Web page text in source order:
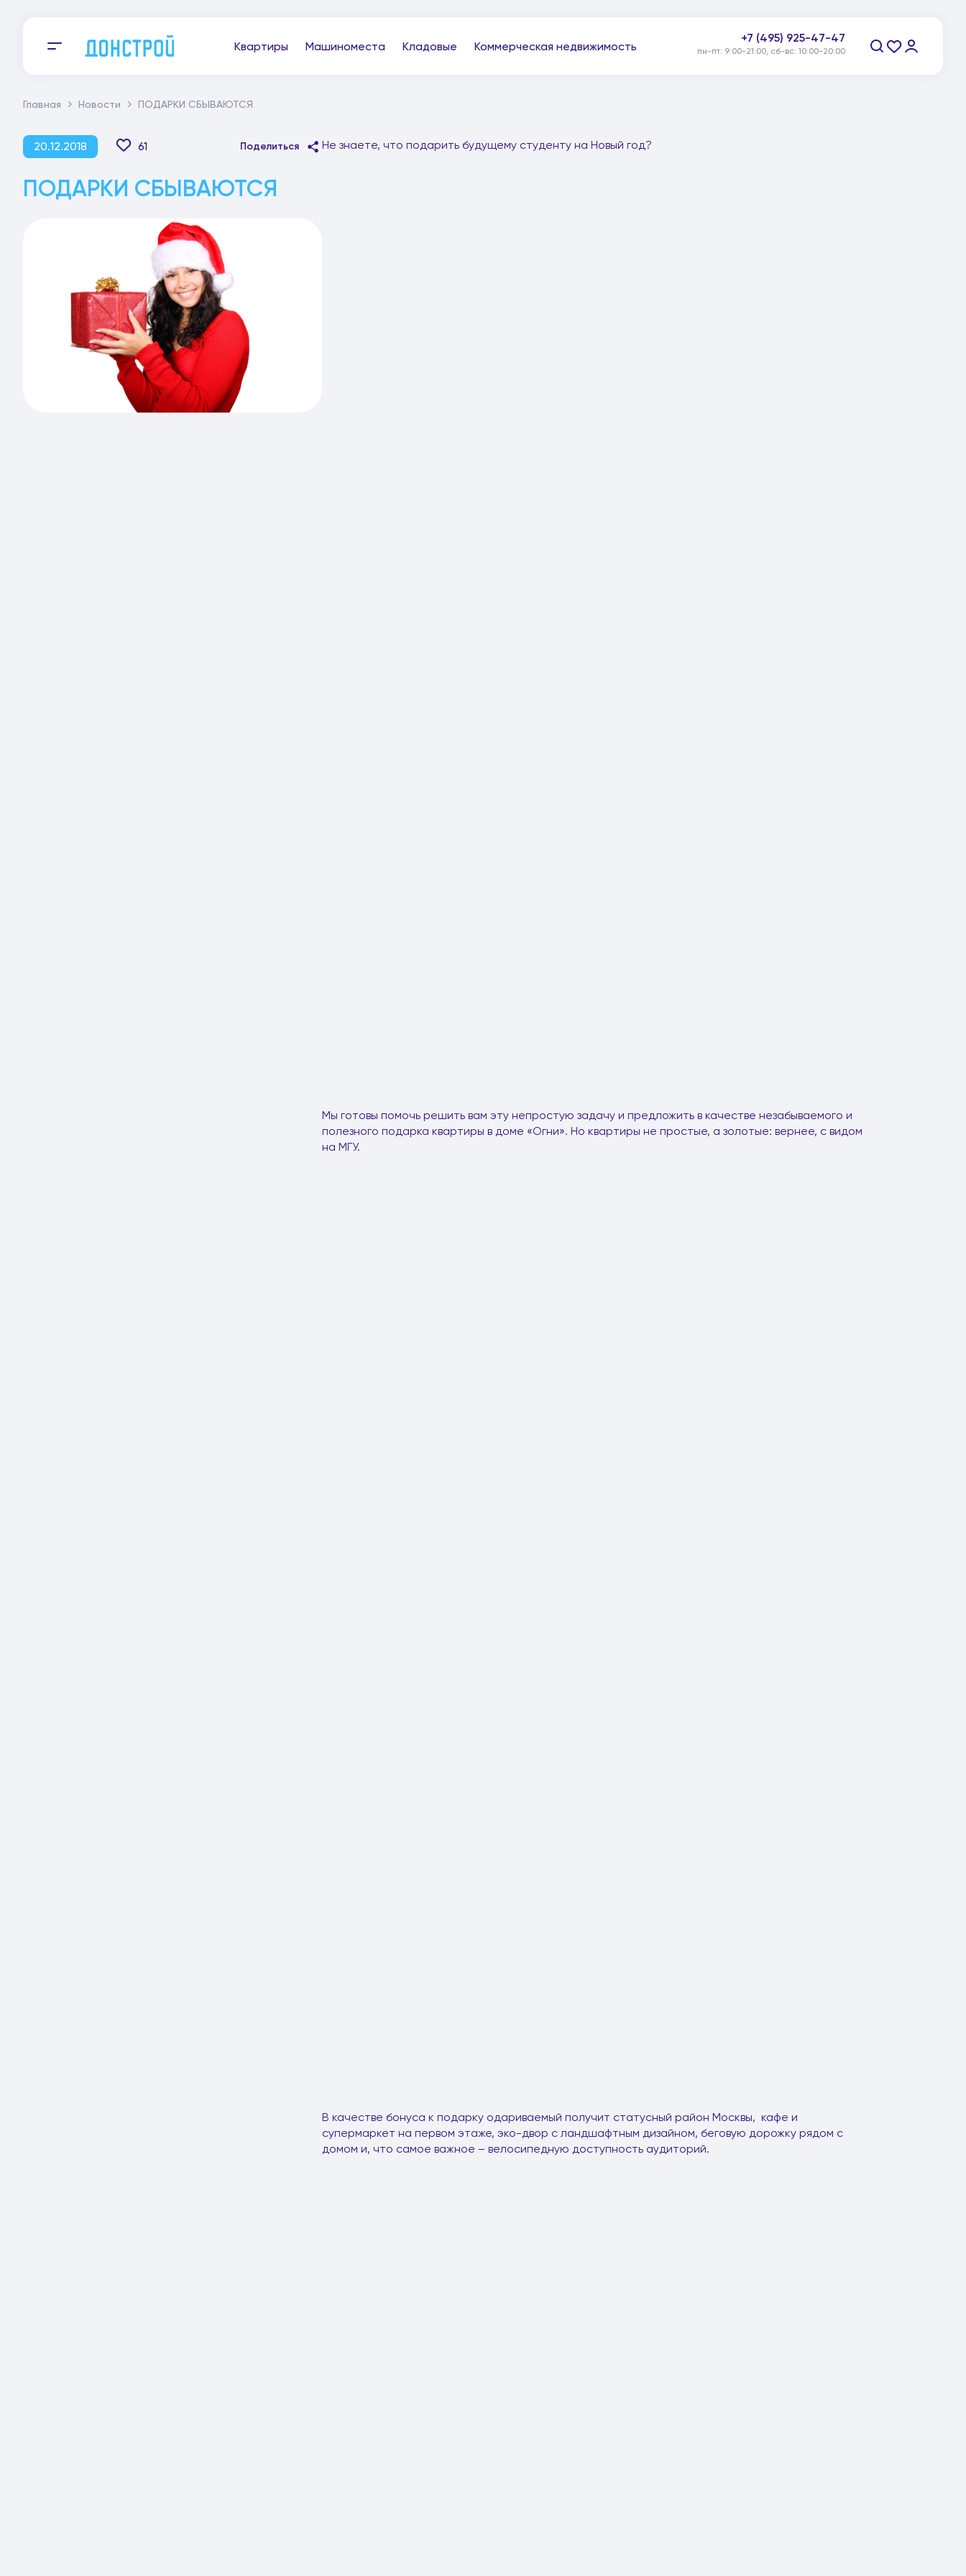
Квартиры Машиноместа Кладовые Коммерческая недвижимость
+7 (495) 925-47-47
пн-пт: 9:00-21:00, сб-вс: 10:00-20:00
Главная Новости ПОДАРКИ СБЫВАЮТСЯ
20.12.2018 61 Поделиться
ПОДАРКИ СБЫВАЮТСЯ
Не знаете, что подарить будущему студенту на Новый год?
Мы готовы помочь решить вам эту непростую задачу и предложить в качестве незабываемого и
полезного подарка квартиры в доме «Огни». Но квартиры не простые, а золотые: вернее, с видом
на МГУ.
В качестве бонуса к подарку одариваемый получит статусный район Москвы, кафе и
супермаркет на первом этаже, эко-двор с ландшафтным дизайном, беговую дорожку рядом с
домом и, что самое важное – велосипедную доступность аудиторий.